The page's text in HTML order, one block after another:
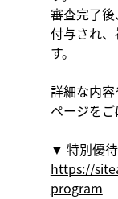
審査完了
付与され
す。
詳細な内
ページをご
▼ 特別優
https://
program